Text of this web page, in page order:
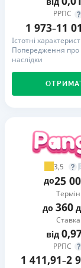
РРПС
1 973–11
Істотні
Попередження про
наслідки
3,5
до25
Термін
до 360
Ставка
від
РРПС
1 411,91–2